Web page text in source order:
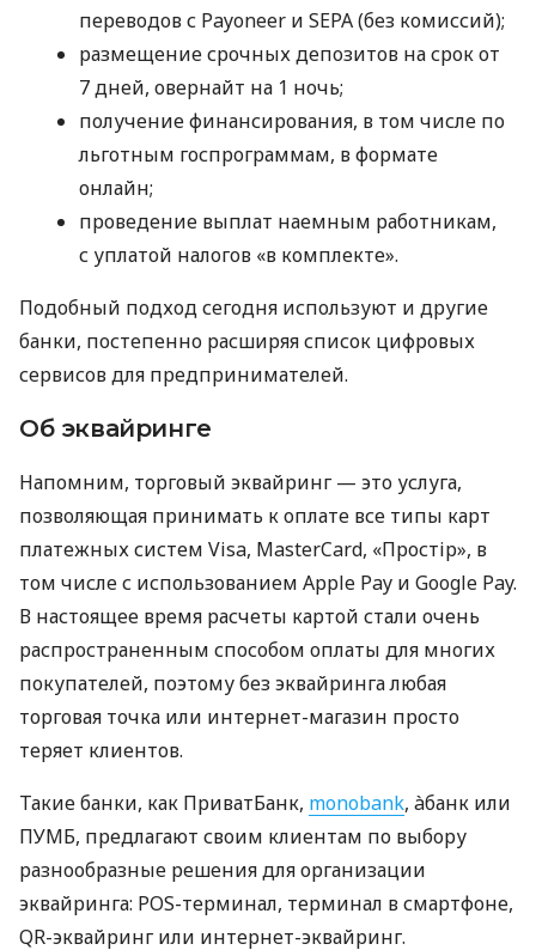
переводов с Payoneer и SEPA (без комиссий);
размещение срочных депозитов на срок от
7 дней, овернайт на 1 ночь;
получение финансирования, в том числе по
льготным госпрограммам, в формате
онлайн;
проведение выплат наемным работникам,
с уплатой налогов «в комплекте».
Подобный подход сегодня используют и другие
банки, постепенно расширяя список цифровых
сервисов для предпринимателей.
Об эквайринге
Напомним, торговый эквайринг — это услуга,
позволяющая принимать к оплате все типы карт
платежных систем Visa, MasterCard, «Простір», в
том числе с использованием Apple Pay и Google Pay.
В настоящее время расчеты картой стали очень
распространенным способом оплаты для многих
покупателей, поэтому без эквайринга любая
торговая точка или интернет-магазин просто
теряет клиентов.
Такие банки, как ПриватБанк, monobank, àбанк или
ПУМБ, предлагают своим клиентам по выбору
разнообразные решения для организации
эквайринга: POS-терминал, терминал в смартфоне,
QR-эквайринг или интернет-эквайринг.